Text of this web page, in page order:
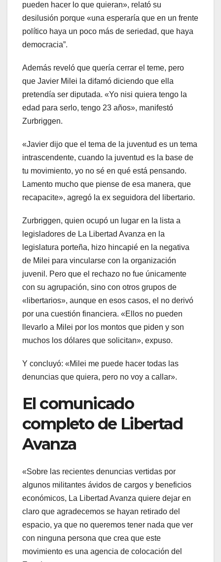
pueden hacer lo que quieran», relató su
desilusión porque «una esperaría que en un frente
político haya un poco más de seriedad, que haya
democracia”.
Además reveló que quería cerrar el teme, pero
que Javier Milei la difamó diciendo que ella
pretendía ser diputada. «Yo nisi quiera tengo la
edad para serlo, tengo 23 años», manifestó
Zurbriggen.
«Javier dijo que el tema de la juventud es un tema
intrascendente, cuando la juventud es la base de
tu movimiento, yo no sé en qué está pensando.
Lamento mucho que piense de esa manera, que
recapacite», agregó la ex seguidora del libertario.
Zurbriggen, quien ocupó un lugar en la lista a
legisladores de La Libertad Avanza en la
legislatura porteña, hizo hincapié en la negativa
de Milei para vincularse con la organización
juvenil. Pero que el rechazo no fue únicamente
con su agrupación, sino con otros grupos de
«libertarios», aunque en esos casos, el no derivó
por una cuestión financiera. «Ellos no pueden
llevarlo a Milei por los montos que piden y son
muchos los dólares que solicitan», expuso.
Y concluyó: «Milei me puede hacer todas las
denuncias que quiera, pero no voy a callar».
El comunicado
completo de Libertad
Avanza
«Sobre las recientes denuncias vertidas por
algunos militantes ávidos de cargos y beneficios
económicos, La Libertad Avanza quiere dejar en
claro que agradecemos se hayan retirado del
espacio, ya que no queremos tener nada que ver
con ninguna persona que crea que este
movimiento es una agencia de colocación del